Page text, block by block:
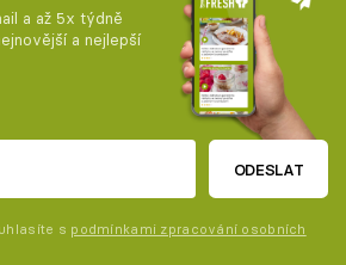
a až 5x týdně
a nejlepší
ODESLAT
s podmínkami zpracování osobních